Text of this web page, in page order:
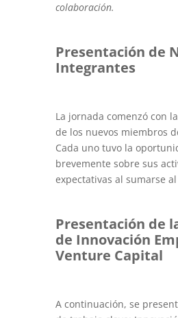
colaboración.
Presentación de
Integrantes
La jornada comenzó con
de los nuevos miembros
Cada uno tuvo la
brevemente sobre sus
expectativas al sumarse
Presentación de
de Innovación
Venture Capital
A continuación, se